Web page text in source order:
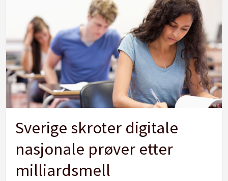
Sverige skroter digitale
nasjonale prøver etter
milliardsmell